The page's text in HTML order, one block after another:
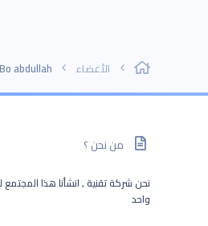
الأعضاء Bo abdullah
من نحن ؟
نحن شركة تقنية , انشأنا هذا
واحد